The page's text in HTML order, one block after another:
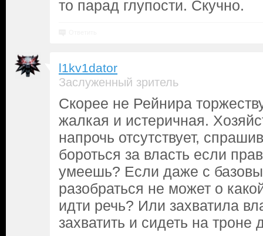
то парад глупости. Скучно.
l1kv1dator
Заслуженный зритель
Скорее не Рейнира
жалкая и истеричная.
напрочь отсутствует,
бороться за власть если
умеешь? Если даже с
разобраться не может о
идти речь? Или захватила
захватить и сидеть на троне